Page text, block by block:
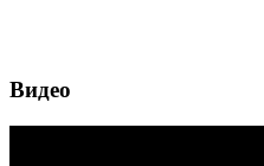
Видео